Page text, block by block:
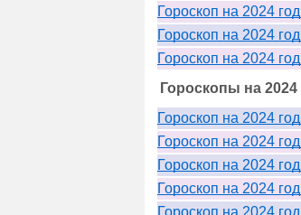
Гороскоп на 2024
Гороскоп на 2024
Гороскоп на 2024
Гороскопы на
Гороскоп на 2024
Гороскоп на 2024
Гороскоп на 2024
Гороскоп на 2024
Гороскоп на 2024